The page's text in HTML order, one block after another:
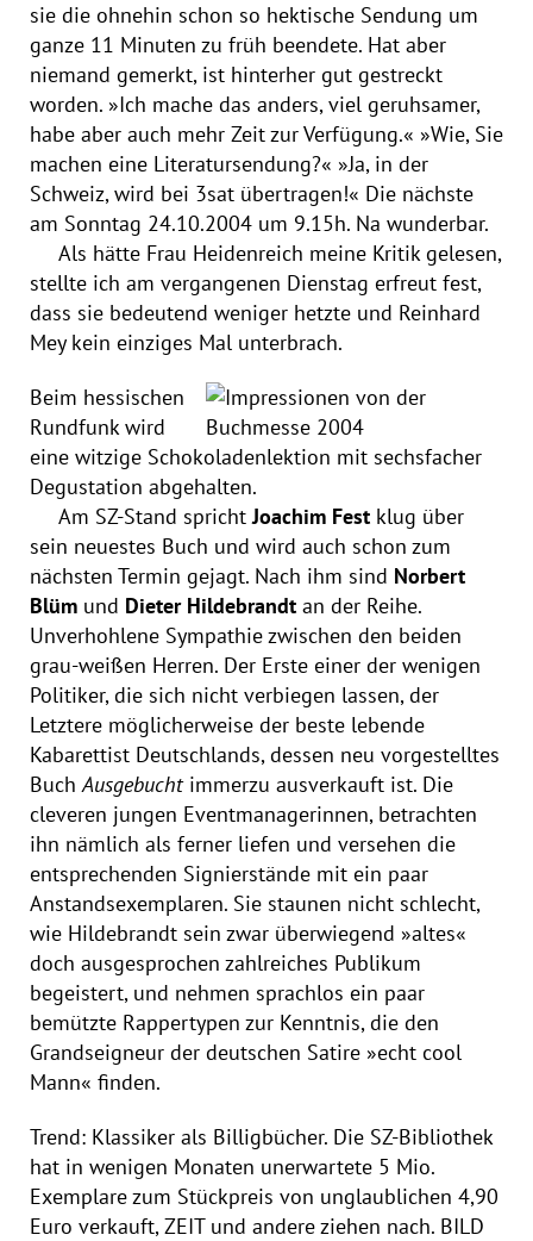
sie die ohnehin schon so hektische Sendung um
ganze 11 Minuten zu früh beendete. Hat aber
niemand gemerkt, ist hinterher gut gestreckt
worden. »Ich mache das anders, viel geruhsamer,
habe aber auch mehr Zeit zur Verfügung.« »Wie, Sie
machen eine Literatursendung?« »Ja, in der
Schweiz, wird bei 3sat übertragen!« Die nächste
am Sonntag 24.10.2004 um 9.15h. Na wunderbar.
Als hätte Frau Heidenreich meine Kritik gelesen,
stellte ich am vergangenen Dienstag erfreut fest,
dass sie bedeutend weniger hetzte und Reinhard
Mey kein einziges Mal unterbrach.
Beim hessischen
Rundfunk wird
eine witzige Schokoladenlektion mit sechsfacher
Degustation abgehalten.
Am SZ-Stand sprichtJoachim Fest klug über
sein neuestes Buch und wird auch schon zum
nächsten Termin gejagt. Nach ihm sind Norbert
Blüm und Dieter Hildebrandt an der Reihe.
Unverhohlene Sympathie zwischen den beiden
grau-weißen Herren. Der Erste einer der wenigen
Politiker, die sich nicht verbiegen lassen, der
Letztere möglicherweise der beste lebende
Kabarettist Deutschlands, dessen neu vorgestelltes
BuchAusgebucht immerzu ausverkauft ist. Die
cleveren jungen Eventmanagerinnen, betrachten
ihn nämlich als ferner liefen und versehen die
entsprechenden Signierstände mit ein paar
Anstandsexemplaren. Sie staunen nicht schlecht,
wie Hildebrandt sein zwar überwiegend »altes«
doch ausgesprochen zahlreiches Publikum
begeistert, und nehmen sprachlos ein paar
bemützte Rappertypen zur Kenntnis, die den
Grandseigneur der deutschen Satire »echt cool
Mann« finden.
Trend: Klassiker als Billigbücher. Die SZ-Bibliothek
hat in wenigen Monaten unerwartete 5 Mio.
Exemplare zum Stückpreis von unglaublichen 4,90
Euro verkauft, ZEIT und andere ziehen nach. BILD